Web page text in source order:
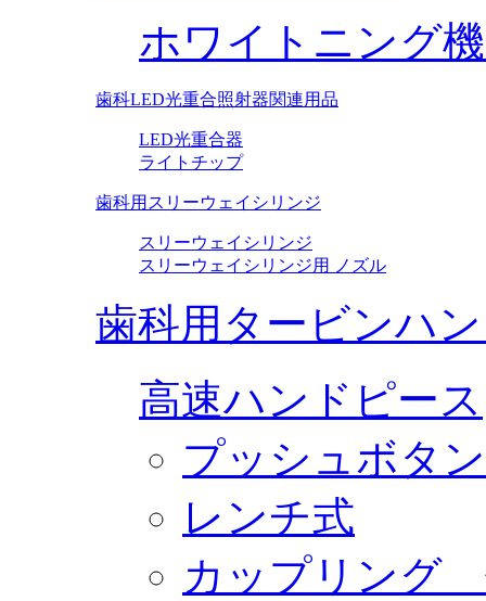
ホワイトニング
歯科LED光重合照射器関連用品
LED光重合器
ライトチップ
歯科用スリーウェイシリンジ
スリーウェイシリンジ
スリーウェイシリンジ用 ノズル
歯科用タービンハ
高速ハンドピース
プッシュボタン
レンチ式
カップリング